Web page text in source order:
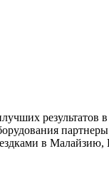
результатов
в